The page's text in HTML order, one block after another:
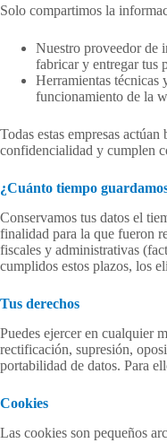
Solo compartimos la
Nuestro proveedor de
fabricar y entregar tus
Herramientas técnicas
funcionamiento de la
Todas estas empresas
confidencialidad y cumplen
¿Cuánto tiempo
Conservamos tus datos el
finalidad para la que fueron
fiscales y administrativas
cumplidos estos plazos, los
Tus derechos
Puedes ejercer en cualquier
rectificación, supresión,
portabilidad de datos. Para
Cookies
Las cookies son pequeños